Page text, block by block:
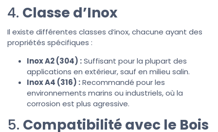
4. Classe d’Inox
Il existe différentes classes d’inox, chacune ayant des
propriétés spécifiques :
Inox A2 (304) :Suffisant pour la plupart des
applications en extérieur, sauf en milieu salin.
Inox A4 (316) :Recommandé pour les
environnements marins ou industriels, où la
corrosion est plus agressive.
5. Compatibilité avec le Bois